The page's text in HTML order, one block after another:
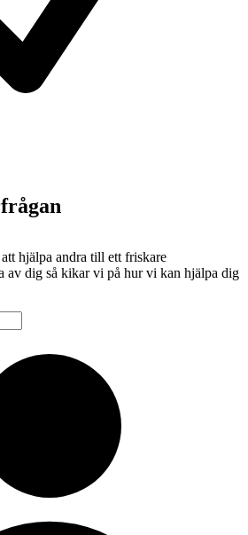
hjälpa andra till ett friskare
av dig så kikar vi på hur vi kan hjälpa dig